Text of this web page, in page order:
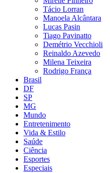
Tácio Lorran
Manoela Alcântara
Lucas Pasin
Tiago Pavinatto
Demétrio Vecchioli
Reinaldo Azevedo
Milena Teixeira
Rodrigo França
Brasil
DF
SP
MG
Mundo
Entretenimento
Vida & Estilo
Saúde
Ciência
Esportes
Especiais